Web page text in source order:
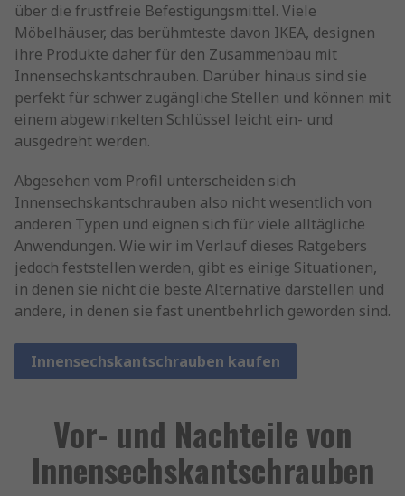
über die frustfreie Befestigungsmittel. Viele
Möbelhäuser, das berühmteste davon IKEA, designen
ihre Produkte daher für den Zusammenbau mit
Innensechskantschrauben. Darüber hinaus sind sie
perfekt für schwer zugängliche Stellen und können mit
einem abgewinkelten Schlüssel leicht ein- und
ausgedreht werden.
Abgesehen vom Profil unterscheiden sich
Innensechskantschrauben also nicht wesentlich von
anderen Typen und eignen sich für viele alltägliche
Anwendungen. Wie wir im Verlauf dieses Ratgebers
jedoch feststellen werden, gibt es einige Situationen,
in denen sie nicht die beste Alternative darstellen und
andere, in denen sie fast unentbehrlich geworden sind.
Innensechskantschrauben kaufen
Vor- und Nachteile von
Innensechskantschrauben